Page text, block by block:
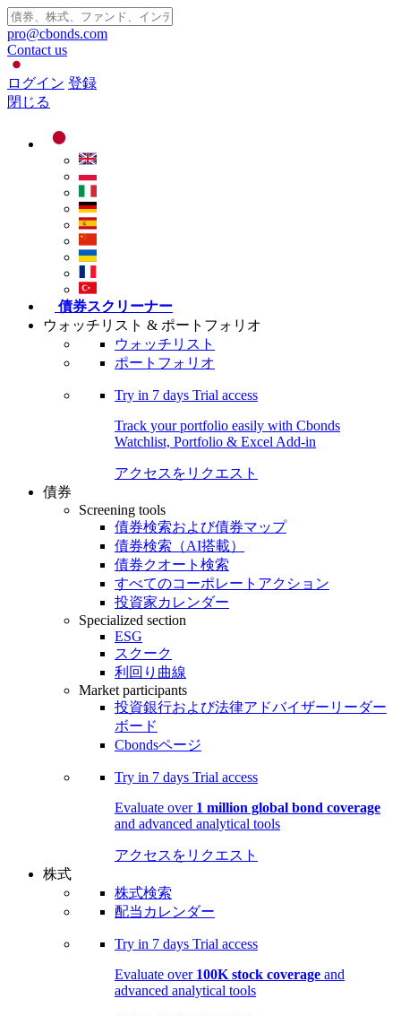
pro@cbonds.com
Contact us
ログイン 登録
閉じる
債券スクリーナー
ウォッチリスト & ポートフォリオ
ウォッチリスト
ポートフォリオ
Try in 7 days Trial access
Track your portfolio easily with Cbonds
Watchlist, Portfolio & Excel Add-in
アクセスをリクエスト
債券
Screening tools
債券検索および債券マップ
債券検索（AI搭載）
債券クオート検索
すべてのコーポレートアクション
投資家カレンダー
Specialized section
ESG
スクーク
利回り曲線
Market participants
投資銀行および法律アドバイザーリーダー
ボード
Cbondsページ
Try in 7 days Trial access
Evaluate over 1 million global bond coverage
and advanced analytical tools
アクセスをリクエスト
株式
株式検索
配当カレンダー
Try in 7 days Trial access
Evaluate over 100K stock coverage and
advanced analytical tools